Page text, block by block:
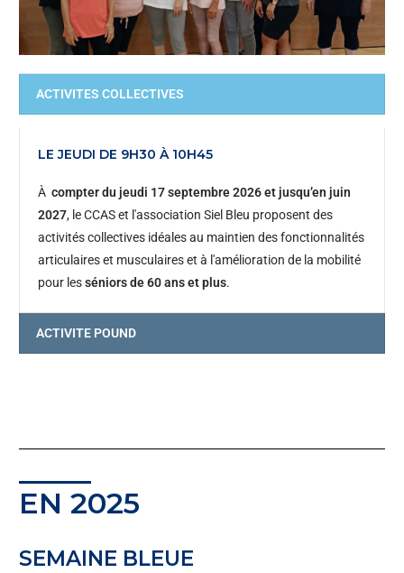
ACTIVITES COLLECTIVES
LE JEUDI DE 9H30 À 10H45
À compter du jeudi 17 septembre 2026 et jusqu’en juin
2027, le CCAS et l'association Siel Bleu proposent des
activités collectives idéales au maintien des fonctionnalités
articulaires et musculaires et à l'amélioration de la mobilité
pour lesséniors de 60 ans et plus.
ACTIVITE POUND
EN 2025
SEMAINE BLEUE